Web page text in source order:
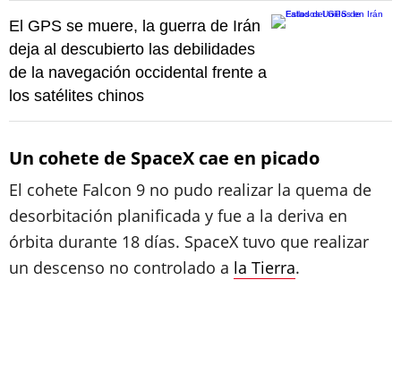
El GPS se muere, la guerra de Irán
deja al descubierto las debilidades
de la navegación occidental frente a
los satélites chinos
Un cohete de SpaceX cae en picado
El cohete Falcon 9 no pudo realizar la quema de
desorbitación planificada y fue a la deriva en
órbita durante 18 días. SpaceX tuvo que realizar
un descenso no controlado a la Tierra.